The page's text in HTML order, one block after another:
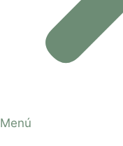
Menú